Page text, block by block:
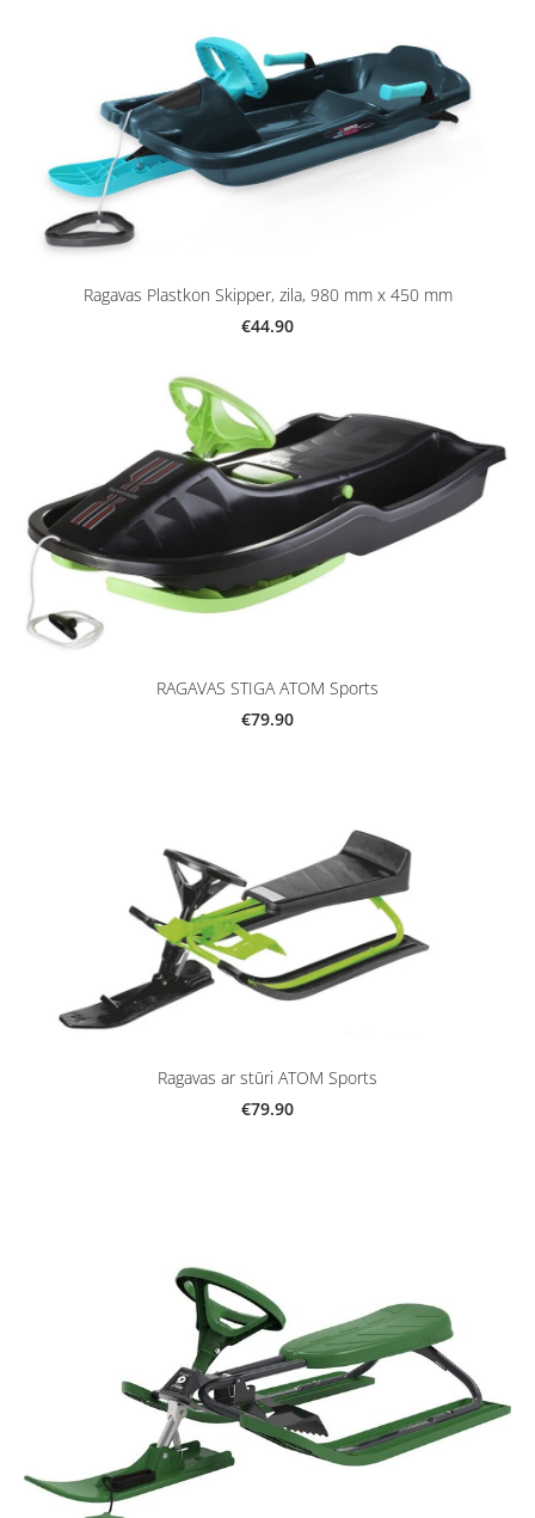
Ragavas Plastkon Skipper, zila, 980 mm x 450 mm
€44.90
RAGAVAS STIGA ATOM Sports
€79.90
Ragavas ar stūri ATOM Sports
€79.90